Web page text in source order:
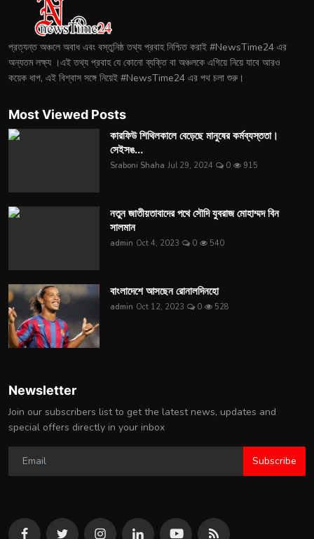
প্রত্যন্ত অঞ্চলে অবাধ এবং বস্তুনিষ্ঠ তথ্য প্রবাহ নিশ্চিত করাই #NewsTime24 এর
অন্যতম লক্ষ্য ।এই তথ্য প্রবাহ যে কোনো ব্যক্তি বা অঞ্চলকে এগিয়ে নিয়ে যাবে আরও
কয়েক ধাপ, এই বিশ্বাস সঙ্গে নিয়েই #NewsTime24 এর পথ চলা শুরু।
Most Viewed Posts
কারফিউ শিথিলকালে বেড়েছে মানুষের কর্মব্যস্ততা।
সেইসঙ...
Sraboni Shaha Jul 29, 2024 0 915
নতুন জাতীয়তাবাদের পথে সৌদি যুবরাজ মোহাম্মদ বিন
সালমান
admin Oct 4, 2023 0 540
বাংলাদেশে আসছেন রোনালদিনহো
admin Oct 12, 2023 0 528
Newsletter
Join our subscribers list to get the latest news, updates and
special offers directly in your inbox
Subscribe